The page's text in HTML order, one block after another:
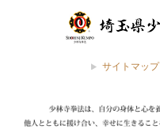
サイトマップ